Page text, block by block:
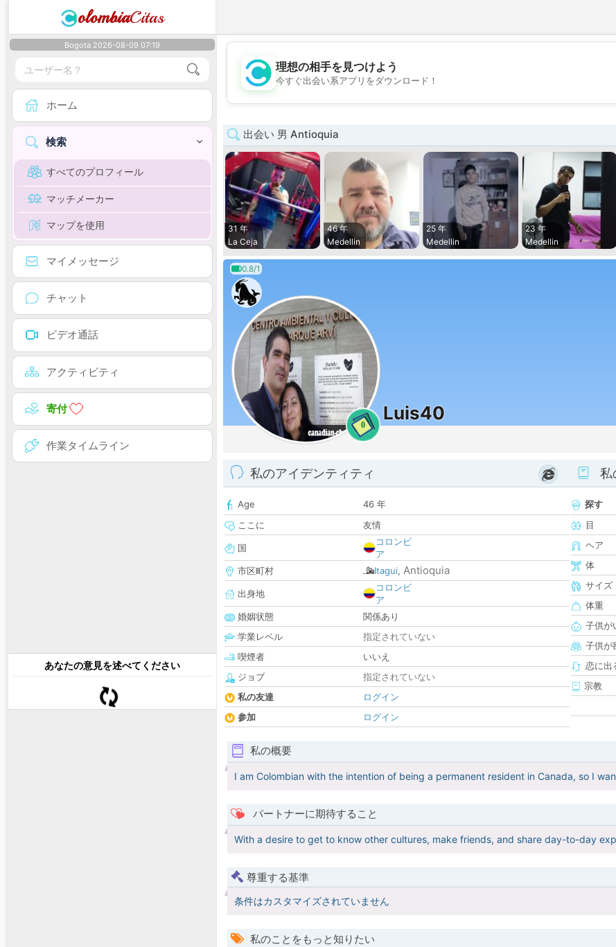
olombiaCitas
Bogota 2026-08-09 07:19
ホーム
検索
すべてのプロフィール
マッチメーカー
マップを使用
マイメッセージ
チャット
ビデオ通話
アクティビティ
寄付
作業タイムライン
あなたの意見を述べてください
💖
💕
理想の相手を見つけよう
今すぐ出会い系アプリをダウンロード！
出会い 男 Antioquia
31 年
La Ceja
46 年
Medellin
25 年
Medellin
23 年
Medellin
0.8/1
0
Luis40
私のアイデンティティ
Age
46 年
ここに
友情
国
コロンビ
ア
市区町村
Itagui, Antioquia
出身地
コロンビ
ア
婚姻状態
関係あり
学業レベル
指定されていない
喫煙者
いいえ
ジョブ
指定されていない
私の友達
ログイン
参加
ログイン
私
探す
目
ヘア
体
サイズ
体重
子供が
子供が
恋に出
宗教
私の概要
I am Colombian with the intention of being a permanent resident in Canada, so I
パートナーに期待すること
With a desire to get to know other cultures, make friends, and share day-to-day
尊重する基準
条件はカスタマイズされていません
私のことをもっと知りたい